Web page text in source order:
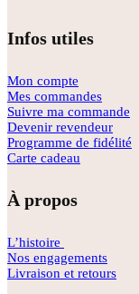
Infos utiles
Mon compte
Mes commandes
Suivre ma commande
Devenir revendeur
Programme de fidélité
Carte cadeau
À propos
L’histoire
Nos engagements
Livraison et retours